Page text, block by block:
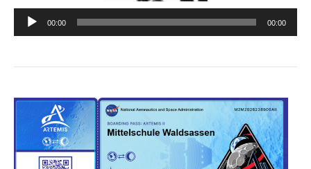
Audio-
00:00 00:00